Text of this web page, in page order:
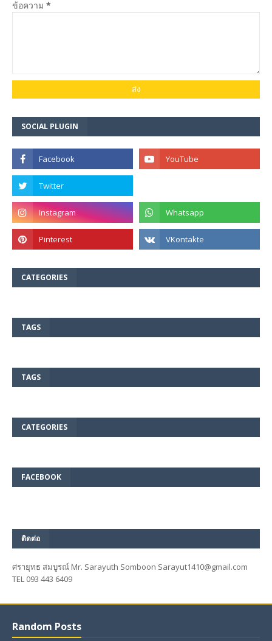
ข้อความ *
SOCIAL PLUGIN
CATEGORIES
TAGS
TAGS
CATEGORIES
FACEBOOK
ติดต่อ
ศรายุทธ สมบูรณ์ Mr. Sarayuth Somboon Sarayut1410@gmail.com
TEL 093 443 6409
Random Posts